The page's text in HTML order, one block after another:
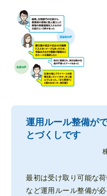
運用ルール整備が
とづくしです
最初は受け取り可能な
など運用ルール整備が